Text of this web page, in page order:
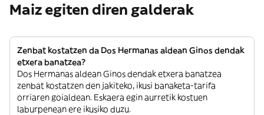
Maiz egiten diren galderak
Zenbat kostatzen da Dos Hermanas aldean Ginos dendak
etxera banatzea?
Dos Hermanas aldean Ginos dendak etxera banatzea
zenbat kostatzen den jakiteko, ikusi banaketa-tarifa
orriaren goialdean. Eskaera egin aurretik kostuen
laburpenean ere ikusiko duzu.